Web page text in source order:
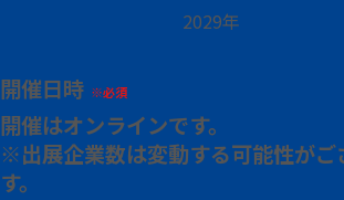
2029年
開催日時 ※必須
開催はオンラインです。
※出展企業数は変動する可能性がご
す。